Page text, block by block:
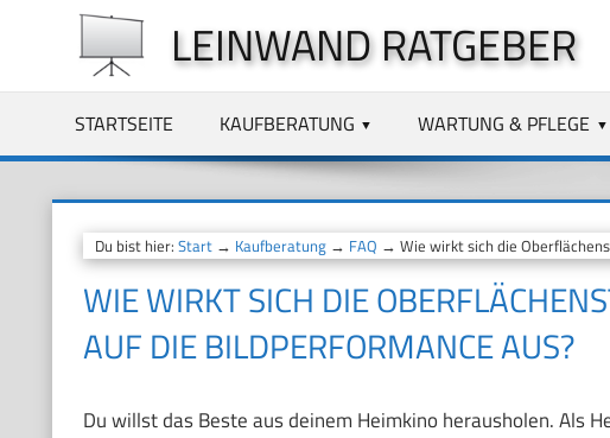
springen
LEINWAND RATGEBER
STARTSEITE KAUFBERATUNG WARTUNG & PFLEGE
Du bist hier: Start→ Kaufberatung→ FAQ → Wie wirkt sich die
WIE WIRKT SICH DIE
AUF DIE BILDPERFORMANCE AUS?
Du willst das Beste aus deinem Heimkino herausholen. Als